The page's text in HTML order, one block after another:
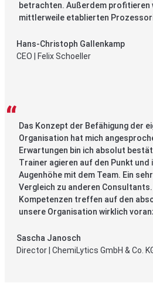
betrachten. Außerdem profitieren
mittlerweile etablierten
Hans-Christoph Gallenkamp
CEO | Felix Schoeller
Das Konzept der Befähigung der
Organisation hat mich
Erwartungen bin ich absolut
Trainer agieren auf den Punkt und
Augenhöhe mit dem Team. Ein
Vergleich zu anderen
Kompetenzen treffen auf den
unsere Organisation wirklich
Sascha Janosch
Director | ChemiLytics GmbH & Co.